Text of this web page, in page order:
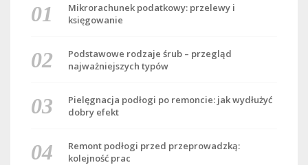
Mikrorachunek podatkowy: przelewy i
księgowanie
Podstawowe rodzaje śrub – przegląd
najważniejszych typów
Pielęgnacja podłogi po remoncie: jak wydłużyć
dobry efekt
Remont podłogi przed przeprowadzką:
kolejność prac